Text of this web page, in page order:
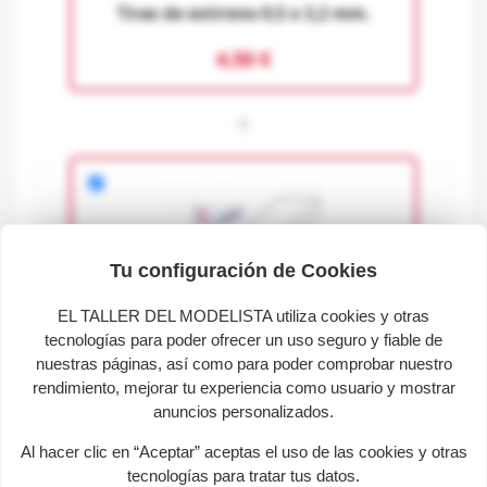
Tiras de estireno 0,5 x 3,2 mm.
4,50 €
Tiras de estireno 0,25 x 4 mm.
4,15 €
Tu configuración de Cookies
EL TALLER DEL MODELISTA utiliza cookies y otras
tecnologías para poder ofrecer un uso seguro y fiable de
nuestras páginas, así como para poder comprobar nuestro
rendimiento, mejorar tu experiencia como usuario y mostrar
anuncios personalizados.
Al hacer clic en “Aceptar” aceptas el uso de las cookies y otras
tecnologías para tratar tus datos.